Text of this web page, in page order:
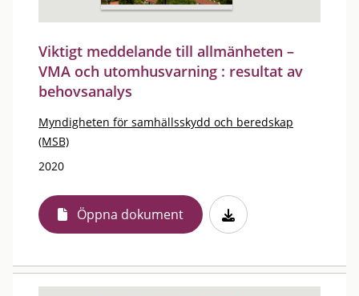
Viktigt meddelande till allmänheten –
VMA och utomhusvarning : resultat av
behovsanalys
Myndigheten för samhällsskydd och beredskap
(MSB)
2020
Öppna dokument